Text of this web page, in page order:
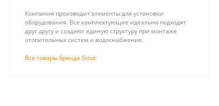
Компания производит элементы для установки
оборудования. Все комплектующие идеально подходят
друг другу и создают единую структуру при монтаже
отопительных систем и водоснабжения.
Все товары бренда Stout